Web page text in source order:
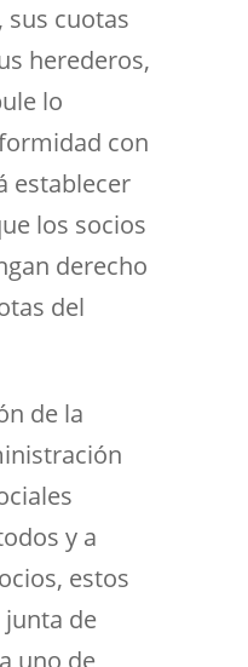
sus cuotas
herederos,
lo
con
establecer
los socios
derecho
del
de la
y a
estos
de
uno de